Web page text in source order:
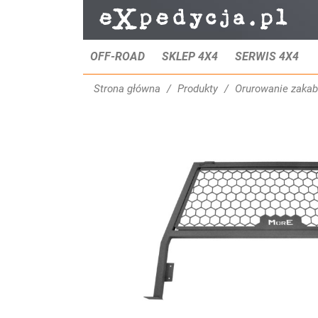
OFF-ROAD SKLEP 4X4 SERWIS 4X4
Strona główna Produkty Orurowanie